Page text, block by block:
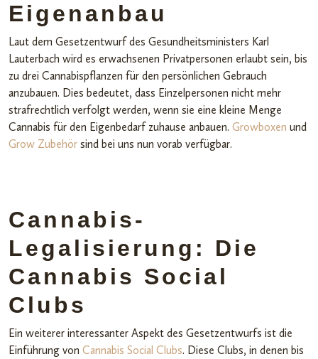
Eigenanbau
Laut dem Gesetzentwurf des Gesundheitsministers Karl
Lauterbach wird es erwachsenen Privatpersonen erlaubt sein, bis
zu drei Cannabispflanzen für den persönlichen Gebrauch
anzubauen. Dies bedeutet, dass Einzelpersonen nicht mehr
strafrechtlich verfolgt werden, wenn sie eine kleine Menge
Cannabis für den Eigenbedarf zuhause anbauen. Growboxen und
Grow Zubehör sind bei uns nun vorab verfügbar.
Cannabis-
Legalisierung: Die
Cannabis Social
Clubs
Ein weiterer interessanter Aspekt des Gesetzentwurfs ist die
Einführung von Cannabis Social Clubs. Diese Clubs, in denen bis